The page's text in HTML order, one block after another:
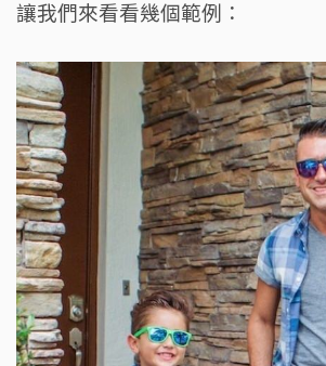
讓我們來看看幾個範例：